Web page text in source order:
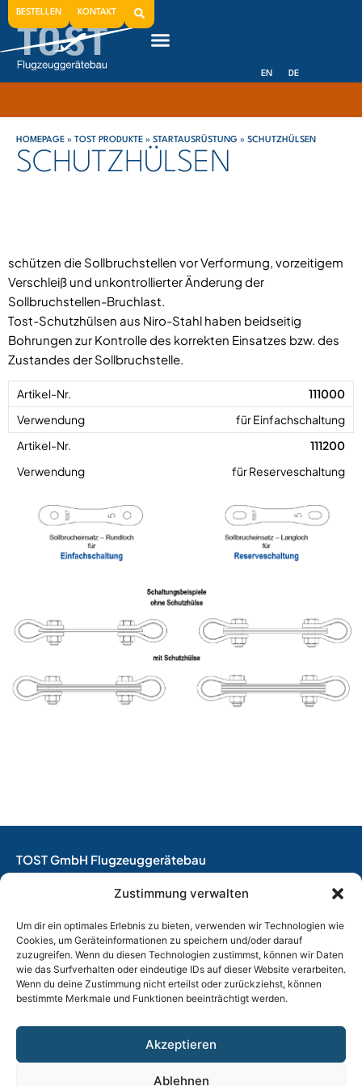
Zustimmung verwalten
Um dir ein optimales Erlebnis zu bieten, verwenden wir Technologien wie
Cookies, um Geräteinformationen zu speichern und/oder darauf
zuzugreifen. Wenn du diesen Technologien zustimmst, können wir Daten
wie das Surfverhalten oder eindeutige IDs auf dieser Website verarbeiten.
Wenn du deine Zustimmung nicht erteilst oder zurückziehst, können
bestimmte Merkmale und Funktionen beeinträchtigt werden.
Akzeptieren
Ablehnen
BESTELLEN KONTAKT
EN DE
HOMEPAGE » TOST PRODUKTE » STARTAUSRÜSTUNG » SCHUTZHÜLSEN
SCHUTZHÜLSEN
schützen die Sollbruchstellen vor Verformung, vorzeitigem
Verschleiß und unkontrollierter Änderung der
Sollbruchstellen-Bruchlast.
Tost-Schutzhülsen aus Niro-Stahl haben beidseitig
Bohrungen zur Kontrolle des korrekten Einsatzes bzw. des
Zustandes der Sollbruchstelle.
111000
für Einfachschaltung
111200
für Reserveschaltung
TOST GmbH Flugzeuggerätebau
EASA Instandhaltungsbetrieb
Thalkirchner Straße 62
80337 München
Tel. +49(0)89 544 599 0
E-Mail:info@tost.de
Montag – Donnerstag: 8:00 – 17:00 Uhr
Freitag: 8:00 – 15:00 Uhr